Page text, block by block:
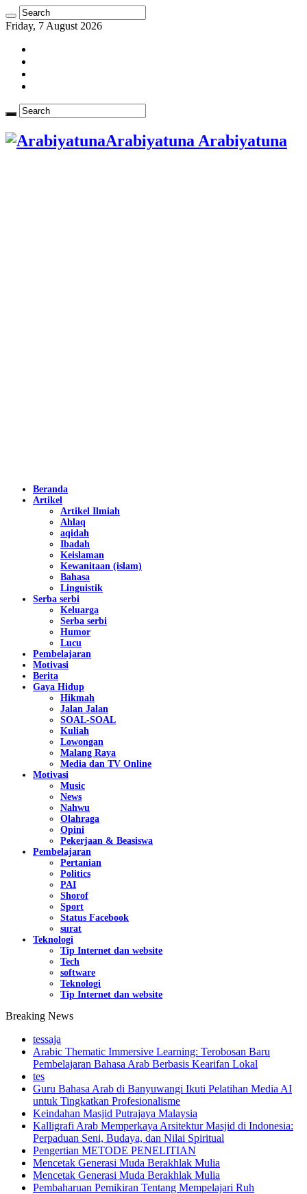
Friday, 7 August 2026
Arabiyatuna Arabiyatuna
Beranda
Artikel
Artikel Ilmiah
Ahlaq
aqidah
Ibadah
Keislaman
Kewanitaan (islam)
Bahasa
Linguistik
Serba serbi
Keluarga
Serba serbi
Humor
Lucu
Pembelajaran
Motivasi
Berita
Gaya Hidup
Hikmah
Jalan Jalan
SOAL-SOAL
Kuliah
Lowongan
Malang Raya
Media dan TV Online
Motivasi
Music
News
Nahwu
Olahraga
Opini
Pekerjaan & Beasiswa
Pembelajaran
Pertanian
Politics
PAI
Shorof
Sport
Status Facebook
surat
Teknologi
Tip Internet dan website
Tech
software
Teknologi
Tip Internet dan website
Breaking News
tessaja
Arabic Thematic Immersive Learning: Terobosan Baru
Pembelajaran Bahasa Arab Berbasis Kearifan Lokal
tes
Guru Bahasa Arab di Banyuwangi Ikuti Pelatihan Media AI
untuk Tingkatkan Profesionalisme
Keindahan Masjid Putrajaya Malaysia
Kalligrafi Arab Memperkaya Arsitektur Masjid di Indonesia:
Perpaduan Seni, Budaya, dan Nilai Spiritual
Pengertian METODE PENELITIAN
Mencetak Generasi Muda Berakhlak Mulia
Mencetak Generasi Muda Berakhlak Mulia
Pembaharuan Pemikiran Tentang Mempelajari Ruh